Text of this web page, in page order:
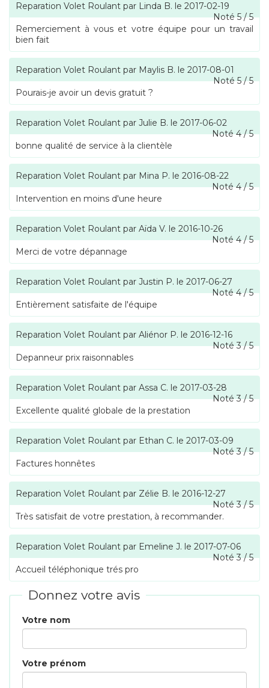
Reparation Volet Roulant par Linda B. le 2017-02-19
Noté5/5
Remerciement à vous et votre équipe pour un travail
bien fait
Reparation Volet Roulant par Maylis B. le 2017-08-01
Noté5/5
Pourais-je avoir un devis gratuit ?
Reparation Volet Roulant par Julie B. le 2017-06-02
Noté4/5
bonne qualité de service à la clientèle
Reparation Volet Roulant par Mina P. le 2016-08-22
Noté4/5
Intervention en moins d'une heure
Reparation Volet Roulant par Aïda V. le 2016-10-26
Noté4/5
Merci de votre dépannage
Reparation Volet Roulant par Justin P. le 2017-06-27
Noté4/5
Entièrement satisfaite de l'équipe
Reparation Volet Roulant par Aliénor P. le 2016-12-16
Noté3/5
Depanneur prix raisonnables
Reparation Volet Roulant par Assa C. le 2017-03-28
Noté3/5
Excellente qualité globale de la prestation
Reparation Volet Roulant par Ethan C. le 2017-03-09
Noté3/5
Factures honnêtes
Reparation Volet Roulant par Zélie B. le 2016-12-27
Noté3/5
Très satisfait de votre prestation, à recommander.
Reparation Volet Roulant par Emeline J. le 2017-07-06
Noté3/5
Accueil téléphonique trés pro
Donnez votre avis
Votre nom
Votre prénom